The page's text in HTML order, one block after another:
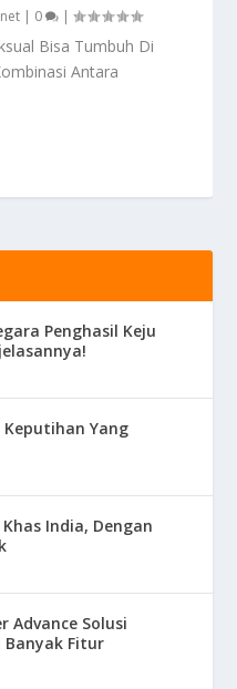
| 0 |
Bisa Tumbuh Di
Antara
Penghasil Keju
Yang
India, Dengan
Advance Solusi
Banyak Fitur